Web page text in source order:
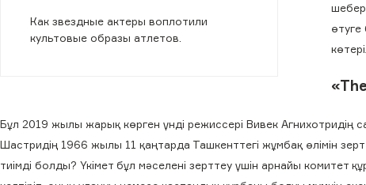
Как звездные актеры воплотили
культовые образы атлетов.
өтуге
Бұл 2019 жылы жарық көрген үнді режиссері Вивек Агнихотридің
Шастридің 1966 жылы 11 қаңтарда Ташкенттегі жұмбақ өлімін
тиімді болды? Үкімет бұл мәселені зерттеу үшін арнайы комитет